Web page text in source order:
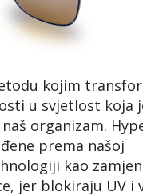
kojim
u svjetlost koja
organizam.
prema našoj
kao
jer blokiraju UV i